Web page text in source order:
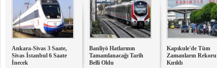
Ankara-Sivas 3 Saate,
Sivas İstanbul 6 Saate
İnecek
Banliyö Hatlarının
Tamamlanacağı Tarih
Belli Oldu
Kapıkule'de Tüm
Zamanların Rekoru
Kırıldı